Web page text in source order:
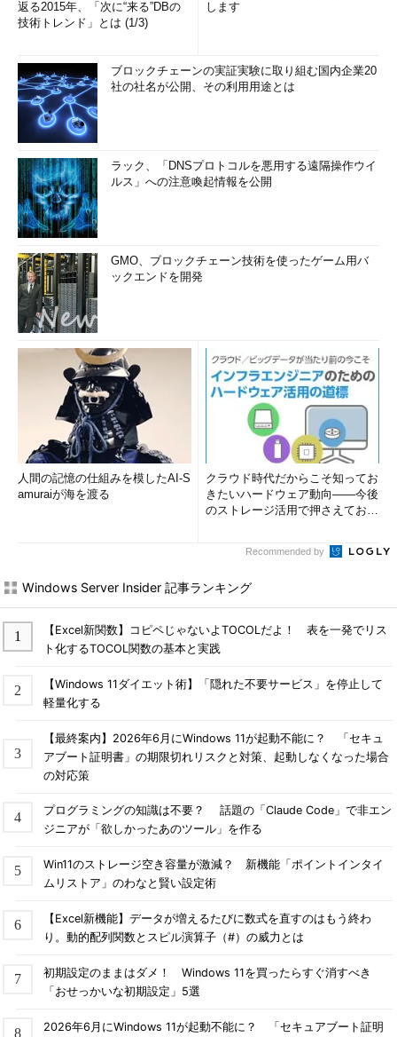
返る2015年、「次に“来る”DBの
技術トレンド」とは (1/3)
します
ブロックチェーンの実証実験に取り組む国内企業20
社の社名が公開、その利用用途とは
ラック、「DNSプロトコルを悪用する遠隔操作ウイ
ルス」への注意喚起情報を公開
GMO、ブロックチェーン技術を使ったゲーム用バ
ックエンドを開発
人間の記憶の仕組みを模したAI-S
amuraiが海を渡る
クラウド時代だからこそ知ってお
きたいハードウェア動向――今後
のストレージ活用で押さえておき
Recommended by
Windows Server Insider 記事ランキング
【Excel新関数】コピペじゃないよTOCOLだよ！ 表を一発でリス
ト化するTOCOL関数の基本と実践
【Windows 11ダイエット術】「隠れた不要サービス」を停止して
軽量化する
【最終案内】2026年6月にWindows 11が起動不能に？ 「セキュ
アブート証明書」の期限切れリスクと対策、起動しなくなった場合
の対応策
プログラミングの知識は不要？ 話題の「Claude Code」で非エン
ジニアが「欲しかったあのツール」を作る
Win11のストレージ空き容量が激減？ 新機能「ポイントインタイ
ムリストア」のわなと賢い設定術
【Excel新機能】データが増えるたびに数式を直すのはもう終わ
り。動的配列関数とスピル演算子（#）の威力とは
初期設定のままはダメ！ Windows 11を買ったらすぐ消すべき
「おせっかいな初期設定」5選
2026年6月にWindows 11が起動不能に？ 「セキュアブート証明